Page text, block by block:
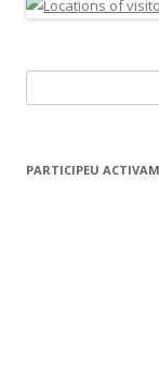
e
c
PARTICIPEU